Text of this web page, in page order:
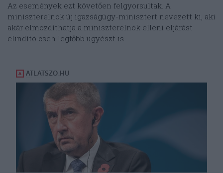
Az események ezt követően felgyorsultak. A
miniszterelnök új igazságügy-minisztert nevezett ki, aki
akár elmozdíthatja a miniszterelnök elleni eljárást
elindító cseh legfőbb ügyészt is.